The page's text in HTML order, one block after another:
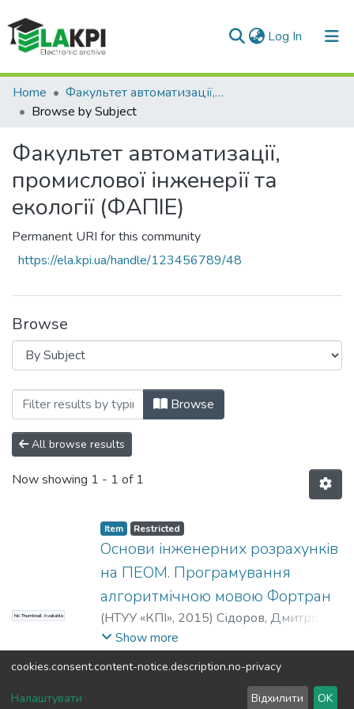
Log In (current)
Communities & Collections
All of DSpace
Home
Факультет автоматизації, промислової інженерії та екології (ФАПІЕ)
Browse by Subject
Факультет автоматизації,
промислової інженерії та
екології (ФАПІЕ)
Permanent URI for this community
https://ela.kpi.ua/handle/123456789/48
Browse
Browsing Факультет автоматизації,
Browse
All browse results
Now showing 1 - 1 of 1
No Thumbnail Available
Item Restricted
Основи інженерних розрахунків
на ПЕОМ. Програмування
алгоритмічною мовою Фортран
(НТУУ «КПІ», 2015) Сідоров, Дмитро
Едуардович;
Олександрівна;Шаблій, Тетяна
Олександрівна
Show more
DSpace software copyright © 2002-2026LYRASIS
cookies.consent.content-notice.description.no-privacy
Налаштувати Відхилити OK